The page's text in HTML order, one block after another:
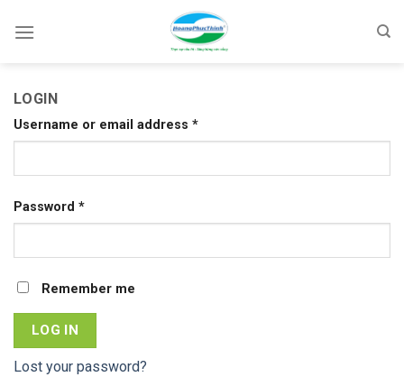
LOGIN
Username or email address *
Password *
Remember me
LOG IN
Lost your password?